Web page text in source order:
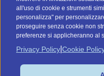
all'uso di cookie e strumenti
personalizza" per
proseguire senza cookie non
preferenze si applicheranno al
Privacy Policy Cookie
Sede Italiana: Via G.
Sede de España: C/
P.IVA/